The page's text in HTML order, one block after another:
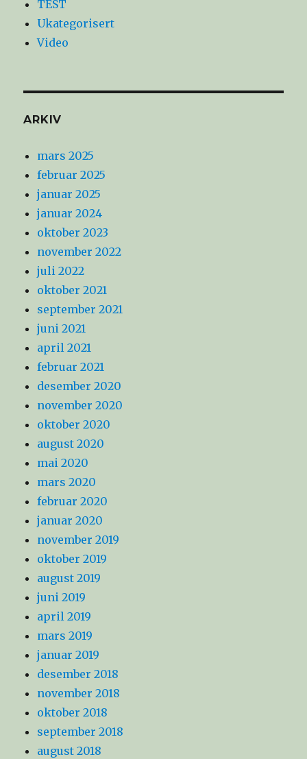
TEST
Ukategorisert
Video
ARKIV
mars 2025
februar 2025
januar 2025
januar 2024
oktober 2023
november 2022
juli 2022
oktober 2021
september 2021
juni 2021
april 2021
februar 2021
desember 2020
november 2020
oktober 2020
august 2020
mai 2020
mars 2020
februar 2020
januar 2020
november 2019
oktober 2019
august 2019
juni 2019
april 2019
mars 2019
januar 2019
desember 2018
november 2018
oktober 2018
september 2018
august 2018